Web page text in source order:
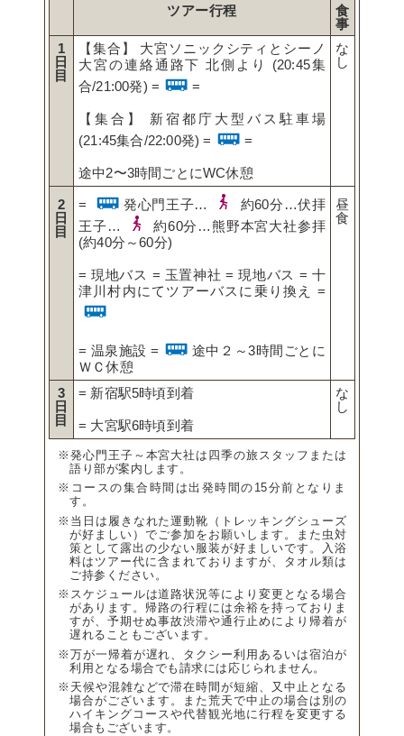
ツアー行程
食
事
1
日
目
【集合】 大宮ソニックシティとシーノ
大宮の連絡通路下 北側より (20:45集
合/21:00発) =
=
【集合】 新宿都庁大型バス駐車場
(21:45集合/22:00発) =
=
途中2〜3時間ごとにWC休憩
な
し
2
日
目
= 発心門王子…
約60分…伏拝
王子…
約60分…熊野本宮大社参拝
(約40分～60分)
= 現地バス = 玉置神社 = 現地バス = 十
津川村内にてツアーバスに乗り換え =
= 温泉施設 =
途中２～3時間ごとに
ＷＣ休憩
昼
食
3
日
目
= 新宿駅5時頃到着
= 大宮駅6時頃到着
な
し
※発心門王子～本宮大社は四季の旅スタッフまたは
語り部が案内します。
※コースの集合時間は出発時間の15分前となりま
す。
※当日は履きなれた運動靴（トレッキングシューズ
が好ましい）でご参加をお願いします。また虫対
策として露出の少ない服装が好ましいです。入浴
料はツアー代に含まれておりますが、タオル類は
ご持参ください。
※スケジュールは道路状況等により変更となる場合
があります。帰路の行程には余裕を持っておりま
すが、予期せぬ事故渋滞や通行止めにより帰着が
遅れることもございます。
※万が一帰着が遅れ、タクシー利用あるいは宿泊が
利用となる場合でも請求には応じられません。
※天候や混雑などで滞在時間が短縮、又中止となる
場合がございます。また荒天で中止の場合は別の
ハイキングコースや代替観光地に行程を変更する
場合もございます。